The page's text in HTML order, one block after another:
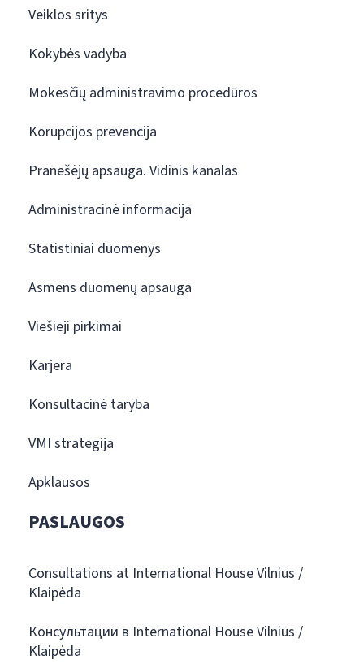
Veiklos sritys
Kokybės vadyba
Mokesčių administravimo procedūros
Korupcijos prevencija
Pranešėjų apsauga. Vidinis kanalas
Administracinė informacija
Statistiniai duomenys
Asmens duomenų apsauga
Viešieji pirkimai
Karjera
Konsultacinė taryba
VMI strategija
Apklausos
PASLAUGOS
Consultations at International House Vilnius /
Klaipėda
Консультации в International House Vilnius /
Klaipėda